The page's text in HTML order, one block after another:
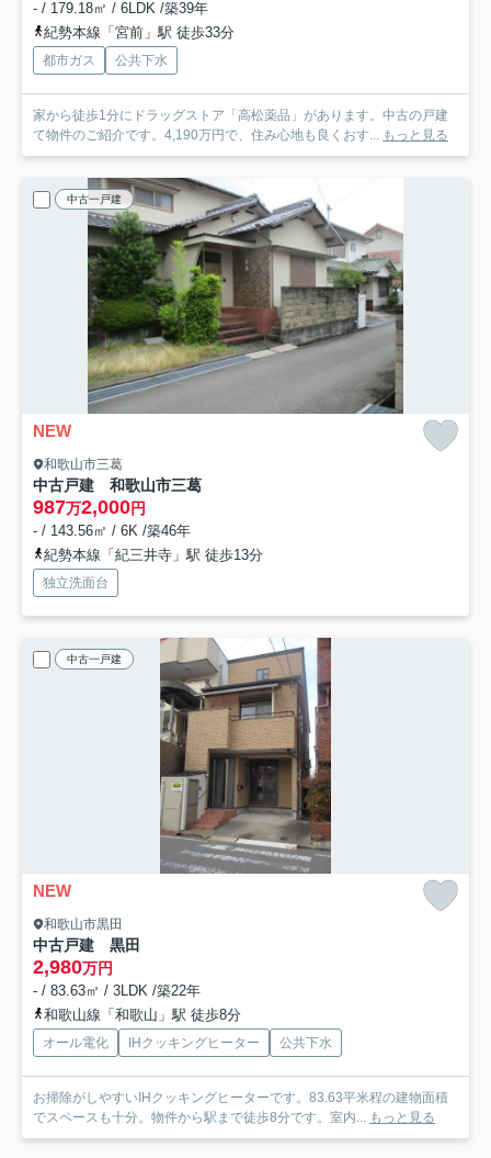
- / 179.18㎡ / 6LDK /築39年
紀勢本線「宮前」駅 徒歩33分
都市ガス 公共下水
家から徒歩1分にドラッグストア「高松薬品」があります。中古の戸建
て物件のご紹介です。4,190万円で、住み心地も良くおす... もっと見る
中古一戸建
NEW
和歌山市三葛
中古戸建 和歌山市三葛
987万2,000円
- / 143.56㎡ / 6K /築46年
紀勢本線「紀三井寺」駅 徒歩13分
独立洗面台
中古一戸建
NEW
和歌山市黒田
中古戸建 黒田
2,980万円
- / 83.63㎡ / 3LDK /築22年
和歌山線「和歌山」駅 徒歩8分
オール電化 IHクッキングヒーター 公共下水
お掃除がしやすいIHクッキングヒーターです。83.63平米程の建物面積
でスペースも十分。物件から駅まで徒歩8分です。室内... もっと見る